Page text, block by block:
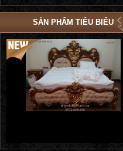
SẢN PHẨM TIÊU BIỂU